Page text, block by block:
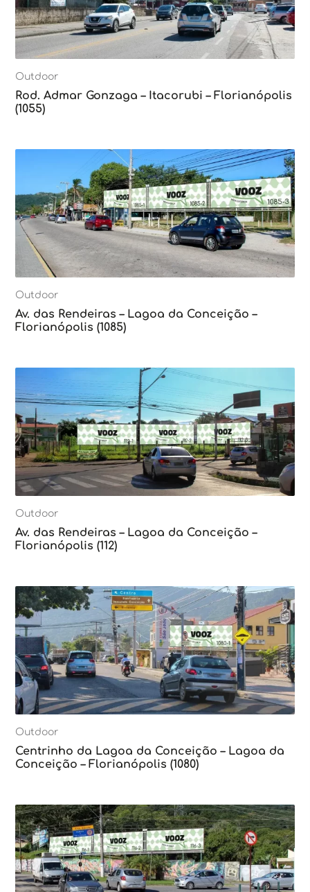
Outdoor
Rod. Admar Gonzaga – Itacorubi – Florianópolis
(1055)
Outdoor
Av. das Rendeiras – Lagoa da Conceição –
Florianópolis (1085)
Outdoor
Av. das Rendeiras – Lagoa da Conceição –
Florianópolis (112)
Outdoor
Centrinho da Lagoa da Conceição – Lagoa da
Conceição – Florianópolis (1080)